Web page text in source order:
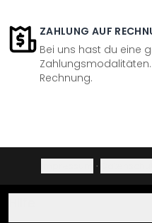
ZAHLUNG AUF
Bei uns hast du eine
Rechnung.
·